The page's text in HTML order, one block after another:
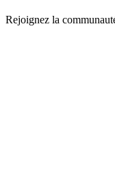
Rejoignez la